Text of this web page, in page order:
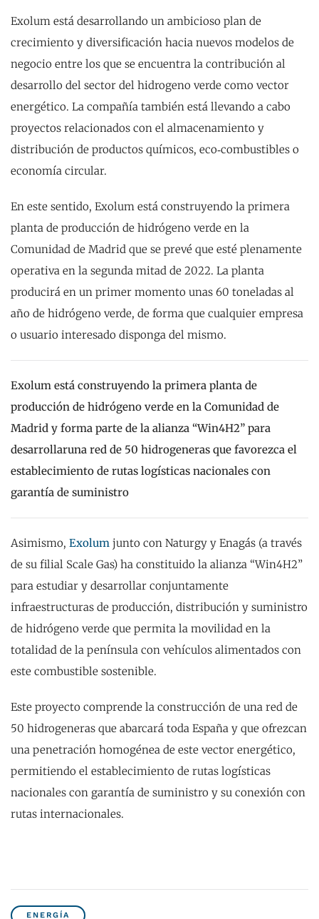
Exolum está desarrollando un ambicioso plan de
crecimiento y diversificación hacia nuevos modelos de
negocio entre los que se encuentra la contribución al
desarrollo del sector del hidrogeno verde como vector
energético. La compañía también está llevando a cabo
proyectos relacionados con el almacenamiento y
distribución de productos químicos, eco‐combustibles o
economía circular.
En este sentido, Exolum está construyendo la primera
planta de producción de hidrógeno verde en la
Comunidad de Madrid que se prevé que esté plenamente
operativa en la segunda mitad de 2022. La planta
producirá en un primer momento unas 60 toneladas al
año de hidrógeno verde, de forma que cualquier empresa
o usuario interesado disponga del mismo.
Exolum está construyendo la primera planta de
producción de hidrógeno verde en la Comunidad de
Madrid y forma parte de la alianza “Win4H2” para
desarrollaruna red de 50 hidrogeneras que favorezca el
establecimiento de rutas logísticas nacionales con
garantía de suministro
Asimismo, Exolum junto con Naturgy y Enagás (a través
de su filial Scale Gas) ha constituido la alianza “Win4H2”
para estudiar y desarrollar conjuntamente
infraestructuras de producción, distribución y suministro
de hidrógeno verde que permita la movilidad en la
totalidad de la península con vehículos alimentados con
este combustible sostenible.
Este proyecto comprende la construcción de una red de
50 hidrogeneras que abarcará toda España y que ofrezcan
una penetración homogénea de este vector energético,
permitiendo el establecimiento de rutas logísticas
nacionales con garantía de suministro y su conexión con
rutas internacionales.
ENERGÍA